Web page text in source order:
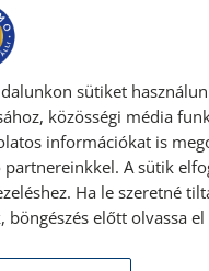
sütiket
közösségi média
információkat is
A sütik
Ha le szeretné
böngészés előtt olvassa